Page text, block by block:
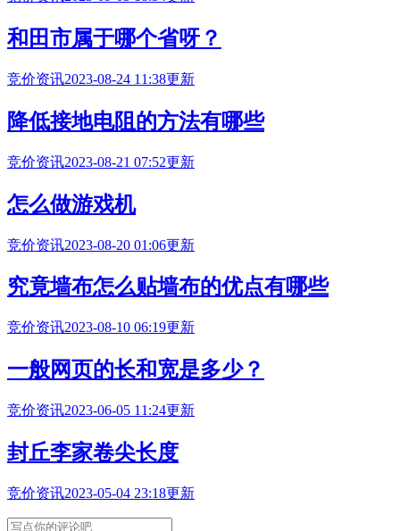
和田市属于哪个省呀？
竞价资讯2023-08-24 11:38更新
降低接地电阻的方法有哪些
竞价资讯2023-08-21 07:52更新
怎么做游戏机
竞价资讯2023-08-20 01:06更新
究竟墙布怎么贴墙布的优点有哪些
竞价资讯2023-08-10 06:19更新
一般网页的长和宽是多少？
竞价资讯2023-06-05 11:24更新
封丘李家卷尖长度
竞价资讯2023-05-04 23:18更新